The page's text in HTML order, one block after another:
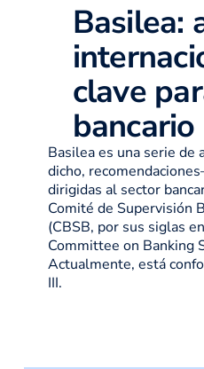
Basilea:
clave
bancario
Basilea es una serie
dicho,
dirigidas al sector
Comité de Supervisión
(CBSB, por sus siglas
Committee on Banking
Actualmente, está
III.